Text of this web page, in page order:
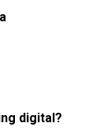
digital?